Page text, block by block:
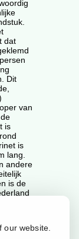
dat
Dit
van
is
is
lang.
andere
is de
in
our website.